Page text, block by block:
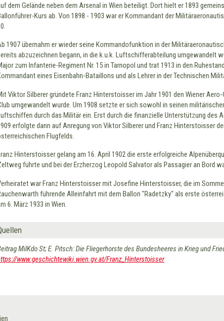
dem Gelände neben dem Arsenal in Wien beteiligt. Dort hielt er 1893
Kurs ab. Von 1898 - 1903 war er Kommandant der
1907 übernahm er wieder seine Kommandofunktion in der
abzuzeichnen begann, in die k.u.k. Luftschifferabteilung umgewandelt
zum Infanterie-Regiment Nr. 15 in Tarnopol und trat 1913 in den
eines Eisenbahn-Bataillons und als Lehrer in der Technischen
Viktor Silberer gründete Franz Hinterstoisser im Jahr 1901 den Wiener
umgewandelt wurde. Um 1908 setzte er sich sowohl in seinen
durch das Militär ein. Erst durch die finanzielle Unterstützung des
erfolgte dann auf Anregung von Viktor Silberer und Franz Hinterstoisser
Flugfelds.
Hinterstoisser gelang am 16. April 1902 die erste erfolgreiche
führte und bei der Erzherzog Leopold Salvator als Passagier an Bord
war Franz Hinterstoisser mit Josefine Hinterstoisser, die im
führende Alleinfahrt mit dem Ballon "Radetzky" als erste
6. März 1933 in Wien.
MilKdo St; E. Pitsch: Die Fliegerhorste des Bundesheeres in Krieg und
www.geschichtewiki.wien.gv.at/Franz_Hinterstoisser